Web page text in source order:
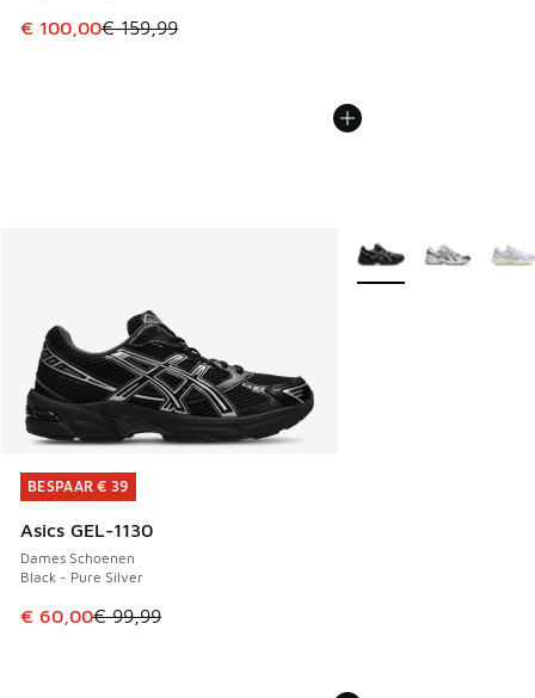
Dit artikel is in de uitverkoop. Dit artikel is in de
€ 100,00€ 159,99
BESPAAR € 39
Asics GEL-1130
Dames Schoenen
Black - Pure Silver
Dit artikel is in de uitverkoop. Dit artikel is in de
€ 60,00€ 99,99
BESPAAR € 39
Meer kleuren